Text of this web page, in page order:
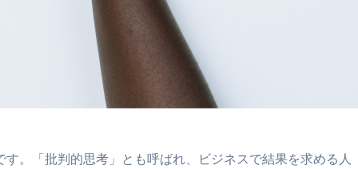
。「批判的思考」とも呼ばれ、ビジネスで結果を求める人